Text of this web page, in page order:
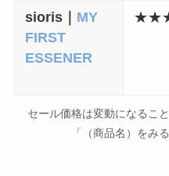
sioris｜ MY
FIRST
ESSENER
★★
セール価格は変動になるこ
「（商品名）をみ